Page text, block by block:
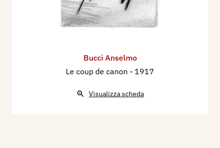
Bucci Anselmo
Le coup de canon - 1917
Visualizza scheda